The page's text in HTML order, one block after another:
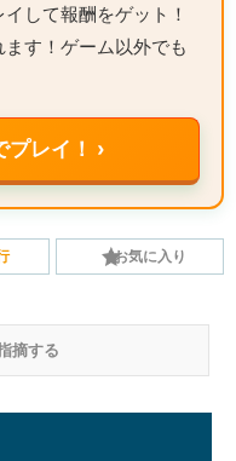
して報酬をゲット！
ます！ゲーム以外でも
プレイ！ ›
お気に入り
摘する